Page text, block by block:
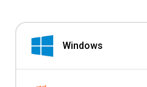
Windows